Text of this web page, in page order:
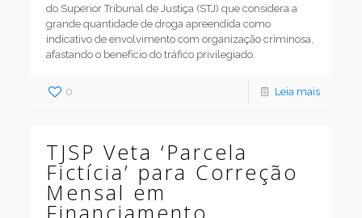
do Superior Tribunal de Justiça (STJ) que considera a
grande quantidade de droga apreendida como
indicativo de envolvimento com organização criminosa,
afastando o benefício do tráfico privilegiado.
0 Leia mais
TJSP Veta ‘Parcela
Fictícia’ para Correção
Mensal em
Financiamento